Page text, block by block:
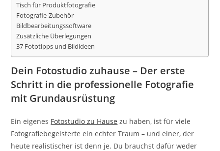
Tisch für Produktfotografie
Fotografie-Zubehör
Bildbearbeitungssoftware
Zusätzliche Überlegungen
37 Fototipps und Bildideen
Dein Fotostudio zuhause – Der erste
Schritt in die professionelle Fotografie
mit Grundausrüstung
Ein eigenes Fotostudio zu Hause zu haben, ist für viele
Fotografiebegeisterte ein echter Traum – und einer, der
heute realistischer ist denn je. Du brauchst dafür weder